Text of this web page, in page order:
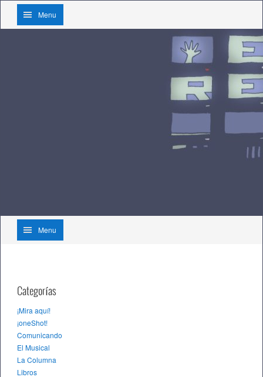
Menu
Menu
Categorías
¡Mira aquí!
¡oneShot!
Comunicando
El Musical
La Columna
Libros